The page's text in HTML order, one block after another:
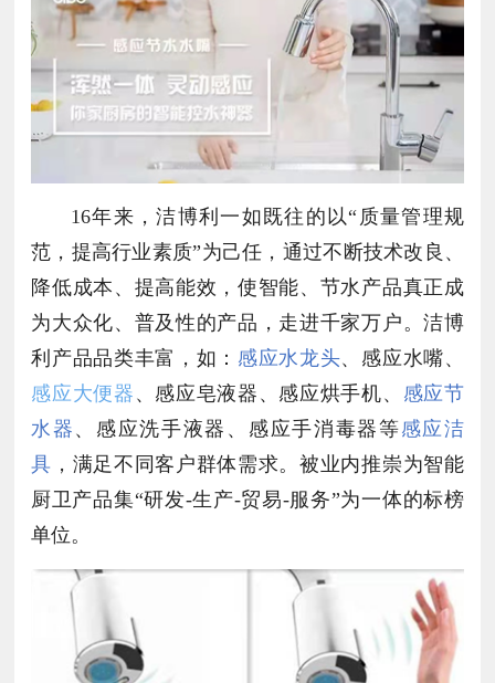
16年来，洁博利一如既往的以“质量管理规
范，提高行业素质”为己任，通过不断技术改良、
降低成本、提高能效，使智能、节水产品真正成
为大众化、普及性的产品，走进千家万户。洁博
利产品品类丰富，如： 感应水龙头、感应水嘴、
感应大便器 、感应皂液器、感应烘手机、 感应节
水器 、感应洗手液器、感应手消毒器等感应洁
具 ，满足不同客户群体需求。被业内推崇为智能
厨卫产品集“研发-生产-贸易-服务”为一体的标榜
单位。